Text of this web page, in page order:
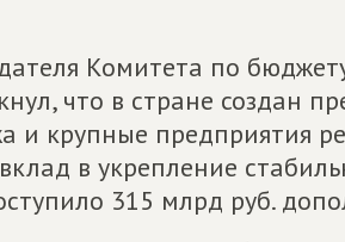
Комитета по
что в стране создан
и крупные предприятия
в укрепление
315 млрд руб.